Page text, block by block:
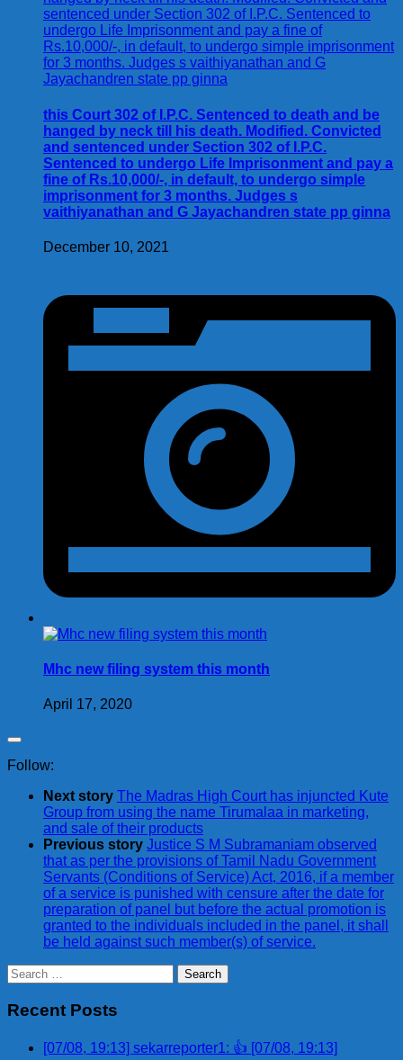
this Court 302 of I.P.C. Sentenced to death and be
hanged by neck till his death. Modified. Convicted
and sentenced under Section 302 of I.P.C.
Sentenced to undergo Life Imprisonment and pay a
fine of Rs.10,000/-, in default, to undergo simple
imprisonment for 3 months. Judges s
vaithiyanathan and G Jayachandren state pp ginna
December 10, 2021
Mhc new filing system this month
April 17, 2020
Follow:
Next story The Madras High Court has injuncted Kute
Group from using the name Tirumalaa in marketing,
and sale of their products
Previous story Justice S M Subramaniam observed
that as per the provisions of Tamil Nadu Government
Servants (Conditions of Service) Act, 2016, if a member
of a service is punished with censure after the date for
preparation of panel but before the actual promotion is
granted to the individuals included in the panel, it shall
be held against such member(s) of service.
Search
for:
Recent Posts
[07/08, 19:13] sekarreporter1: 👍 [07/08, 19:13]